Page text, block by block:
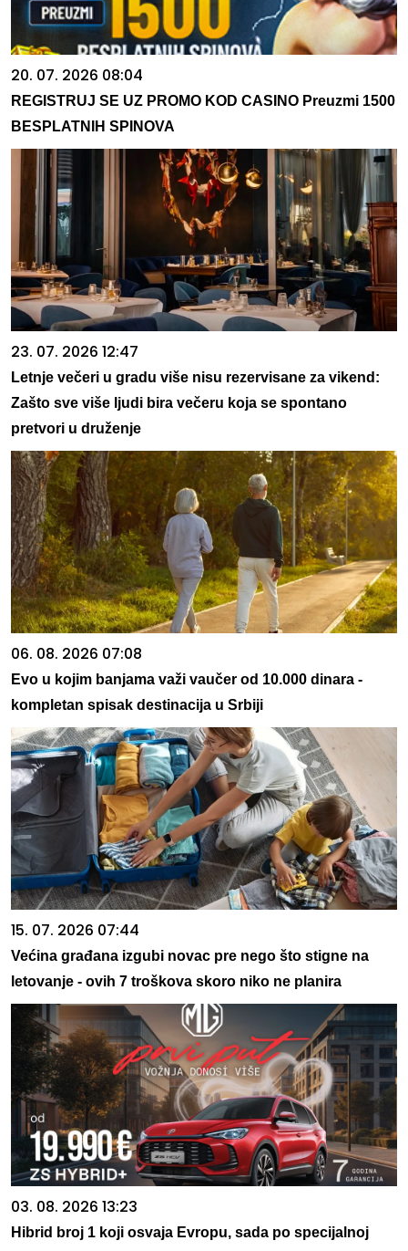
20. 07. 2026 08:04
REGISTRUJ SE UZ PROMO KOD CASINO Preuzmi 1500
BESPLATNIH SPINOVA
23. 07. 2026 12:47
Letnje večeri u gradu više nisu rezervisane za vikend:
Zašto sve više ljudi bira večeru koja se spontano
pretvori u druženje
06. 08. 2026 07:08
Evo u kojim banjama važi vaučer od 10.000 dinara -
kompletan spisak destinacija u Srbiji
15. 07. 2026 07:44
Većina građana izgubi novac pre nego što stigne na
letovanje - ovih 7 troškova skoro niko ne planira
03. 08. 2026 13:23
Hibrid broj 1 koji osvaja Evropu, sada po specijalnoj